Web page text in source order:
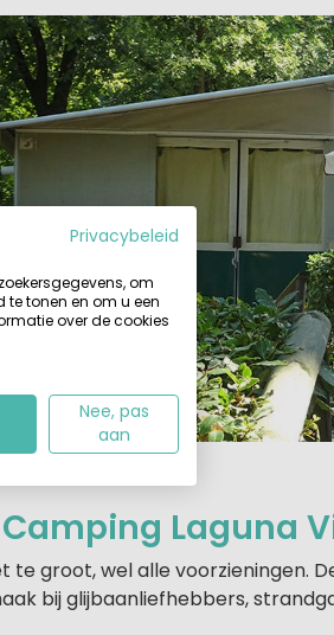
Laguna
te groot, wel alle voorzieningen.
bij glijbaanliefhebbers,
Privacybeleid
om
te tonen en om u een
over de cookies
Nee, pas
aan